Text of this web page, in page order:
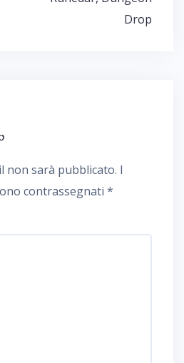
Drop
non sarà pubblicato. I
contrassegnati *